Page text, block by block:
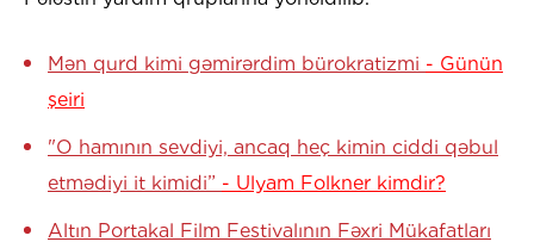
Mən qurd kimi gəmirərdim bürokratizmi - Günün
şeiri
"O hamının sevdiyi, ancaq heç kimin ciddi qəbul
etmədiyi it kimidi” - Ulyam Folkner kimdir?
Altın Portakal Film Festivalının Fəxri Mükafatları